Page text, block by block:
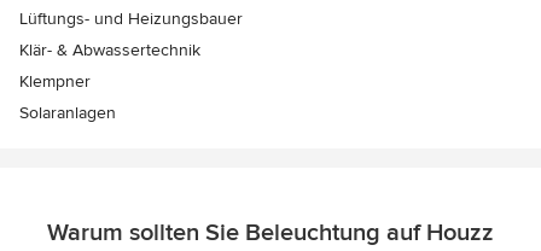
Lüftungs- und Heizungsbauer
Klär- & Abwassertechnik
Klempner
Solaranlagen
Warum sollten Sie Beleuchtung auf Houzz